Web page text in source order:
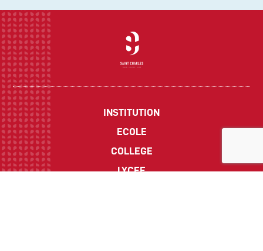
INSTITUTION
ECOLE
COLLEGE
LYCEE